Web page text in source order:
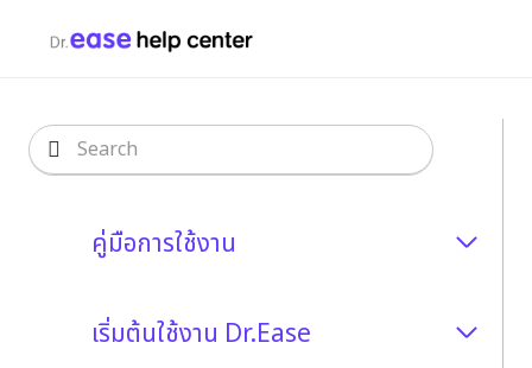
คู่มือการใช้งาน
เริ่มต้นใช้งาน Dr.Ease